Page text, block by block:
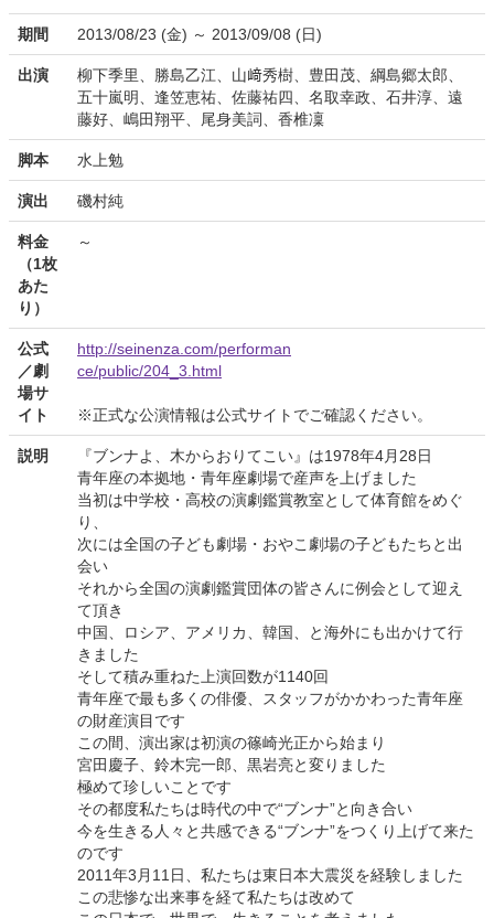
期間 2013/08/23 (金) ～ 2013/09/08 (日)
出演
柳下季里、勝島乙江、山﨑秀樹、豊田茂、綱島郷太郎、
五十嵐明、逢笠恵祐、佐藤祐四、名取幸政、石井淳、遠
藤好、嶋田翔平、尾身美詞、香椎凜
脚本 水上勉
演出 磯村純
料金
（1枚
あた
り）
～
公式
／劇
場サ
イト
http://seinenza.com/performan
ce/public/204_3.html
※正式な公演情報は公式サイトでご確認ください。
説明
『ブンナよ、木からおりてこい』は1978年4月28日
青年座の本拠地・青年座劇場で産声を上げました
当初は中学校・高校の演劇鑑賞教室として体育館をめぐ
り、
次には全国の子ども劇場・おやこ劇場の子どもたちと出
会い
それから全国の演劇鑑賞団体の皆さんに例会として迎え
て頂き
中国、ロシア、アメリカ、韓国、と海外にも出かけて行
きました
そして積み重ねた上演回数が1140回
青年座で最も多くの俳優、スタッフがかかわった青年座
の財産演目です
この間、演出家は初演の篠崎光正から始まり
宮田慶子、鈴木完一郎、黒岩亮と変りました
極めて珍しいことです
その都度私たちは時代の中で“ブンナ”と向き合い
今を生きる人々と共感できる“ブンナ”をつくり上げて来た
のです
2011年3月11日、私たちは東日本大震災を経験しました
この悲惨な出来事を経て私たちは改めて